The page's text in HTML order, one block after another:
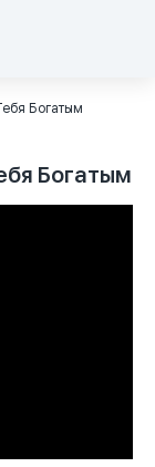
Богатым
Богатым